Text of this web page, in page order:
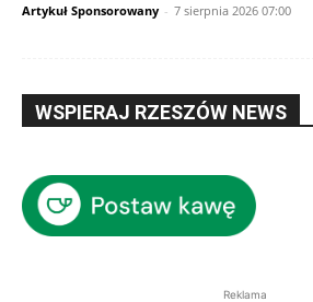
Artykuł Sponsorowany - 7 sierpnia 2026 07:00
WSPIERAJ RZESZÓW NEWS
Reklama